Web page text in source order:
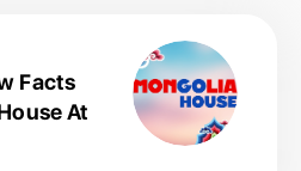
Facts
At